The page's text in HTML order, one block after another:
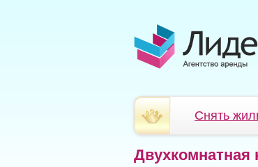
Снять
Двухкомнатная